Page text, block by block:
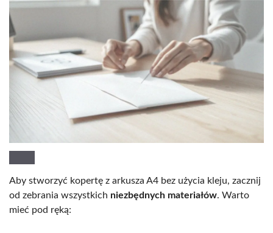
Aby stworzyć kopertę z arkusza A4 bez użycia kleju, zacznij
od zebrania wszystkich niezbędnych materiałów. Warto
mieć pod ręką: